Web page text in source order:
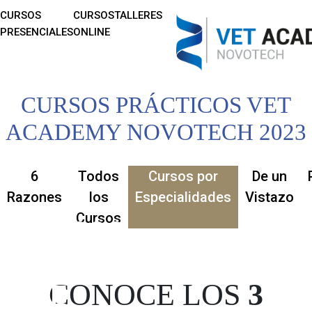
CURSOS
PRESENCIALES
CURSOS
ONLINE
TALLERES
CURSOS PRÁCTICOS VET
ACADEMY NOVOTECH 2023
6
Razones
Todos
los
Cursos
Cursos por
Especialidades
De un
Vistazo
CONOCE LOS 3
CURSO
DE